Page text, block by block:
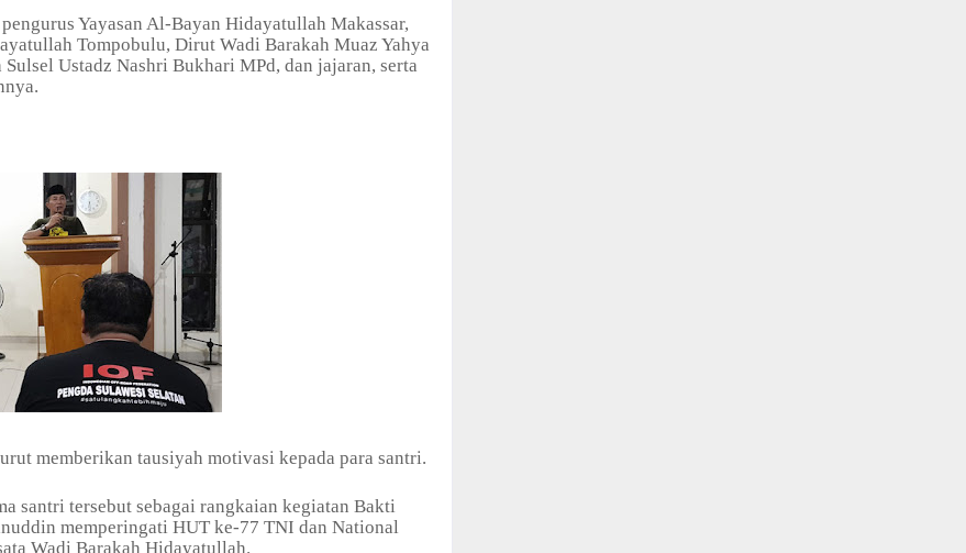
Yayasan Al-Bayan Hidayatullah Makassar,
Tompobulu, Dirut Wadi Barakah Muaz Yahya
Ustadz Nashri Bukhari MPd, dan jajaran, serta
memberikan tausiyah motivasi kepada para santri.
santri tersebut sebagai rangkaian kegiatan Bakti
memperingati HUT ke-77 TNI dan National
Wadi Barakah Hidayatullah.